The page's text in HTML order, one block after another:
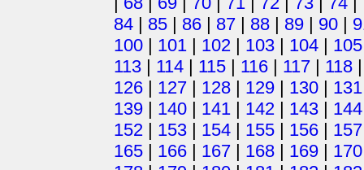
84 | 85 | 86 | 87 | 88 | 89 | 90 |
100 | 101 | 102 | 103 | 104 | 105
113 | 114 | 115 | 116 | 117 | 118
126 | 127 | 128 | 129 | 130 | 131
139 | 140 | 141 | 142 | 143 | 144
152 | 153 | 154 | 155 | 156 | 157
165 | 166 | 167 | 168 | 169 | 170